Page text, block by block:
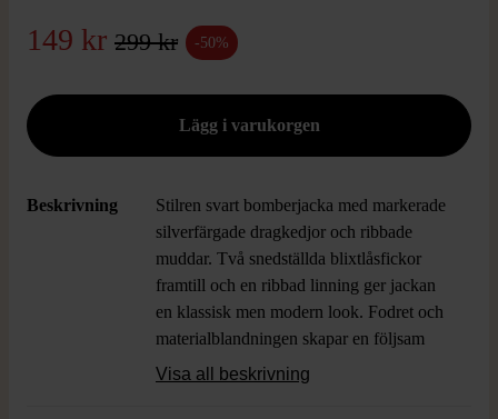
149 kr 299 kr -50%
Beskrivning
Stilren svart bomberjacka med markerade
silverfärgade dragkedjor och ribbade
muddar. Två snedställda blixtlåsfickor
framtill och en ribbad linning ger jackan
en klassisk men modern look. Fodret och
materialblandningen skapar en följsam
passform och lyxig känsla.
Visa all beskrivning